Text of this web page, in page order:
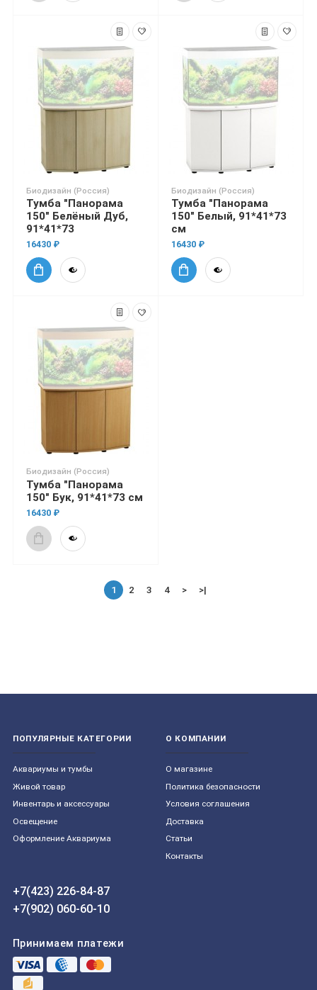
Биодизайн (Россия)
Тумба "Панорама
150" Белёный Дуб,
91*41*73
16430 ₽
Биодизайн (Россия)
Тумба "Панорама
150" Белый, 91*41*73
см
16430 ₽
Биодизайн (Россия)
Тумба "Панорама
150" Бук, 91*41*73 см
16430 ₽
1 2 3 4 > >|
ПОПУЛЯРНЫЕ КАТЕГОРИИ
Aквариумы и тумбы
Живой товар
Инвентарь и аксессуары
Освещение
Оформление Аквариума
О КОМПАНИИ
О магазине
Политика безопасности
Условия соглашения
Доставка
Статьи
Контакты
+7(423) 226-84-87
+7(902) 060-60-10
Принимаем платежи